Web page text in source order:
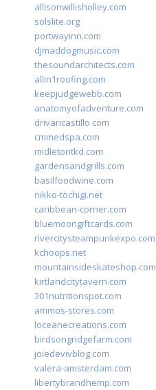
allisonwillisholley.com
solslite.org
portwayinn.com
djmaddogmusic.com
thesoundarchitects.com
allin1roofing.com
keepjudgewebb.com
anatomyofadventure.com
drivancastillo.com
cmmedspa.com
midletontkd.com
gardensandgrills.com
basilfoodwine.com
nikko-tochigi.net
caribbean-corner.com
bluemoongiftcards.com
rivercitysteampunkexpo.com
kchoops.net
mountainsideskateshop.com
kirtlandcitytavern.com
301nutritionspot.com
ammos-stores.com
loceanecreations.com
birdsongridgefarm.com
joiedevivblog.com
valera-amsterdam.com
libertybrandhemp.com